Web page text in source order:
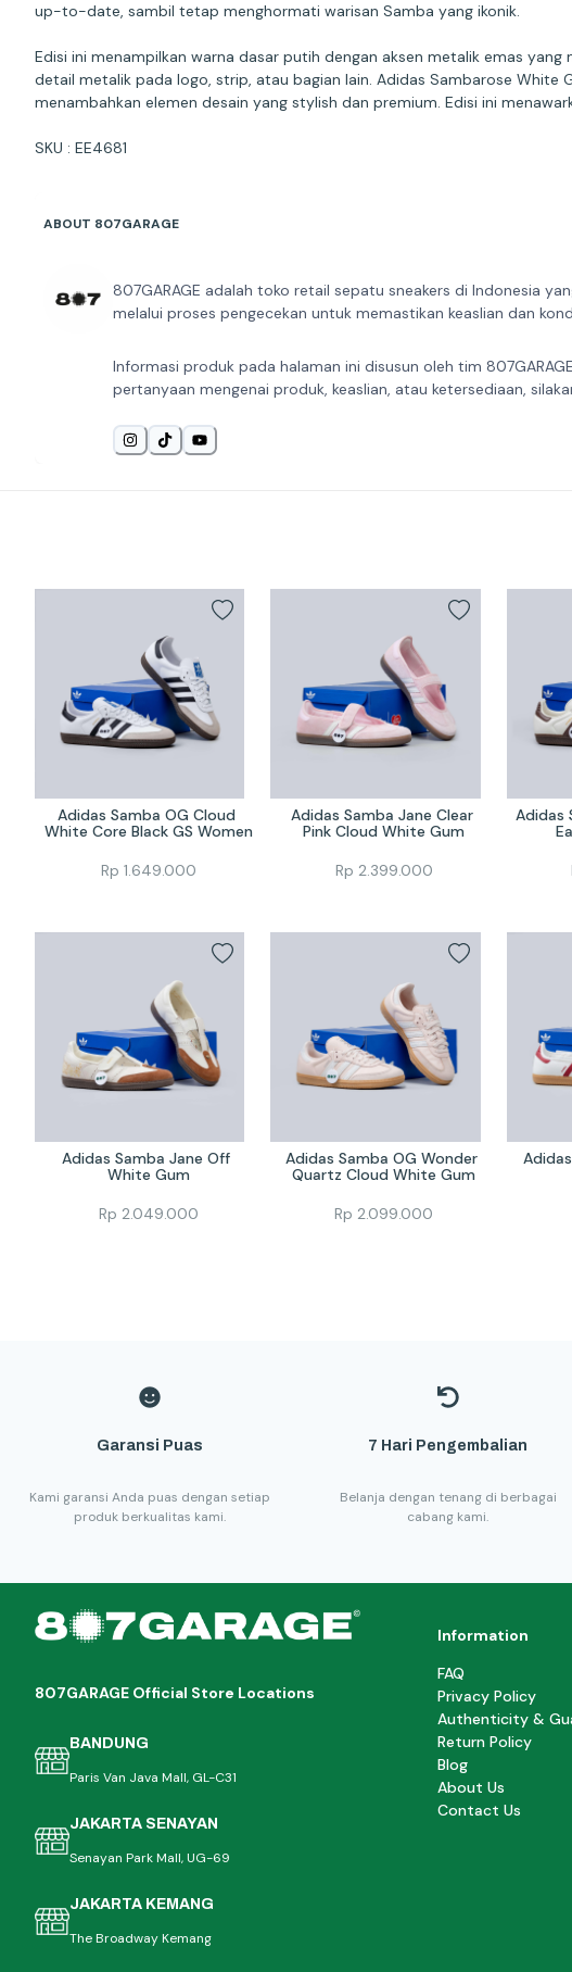
up-to-date, sambil tetap menghormati warisan Samba yang ikonik.
Edisi ini menampilkan warna dasar putih dengan aksen metalik emas
detail metalik pada logo, strip, atau bagian lain. Adidas Sambarose
menambahkan elemen desain yang stylish dan premium. Edisi ini
ABOUT 807GARAGE
807GARAGE adalah toko retail sepatu sneakers di Indonesia
melalui proses pengecekan untuk memastikan keaslian dan
Informasi produk pada halaman ini disusun oleh tim
pertanyaan mengenai produk, keaslian, atau ketersediaan,
Adidas Samba OG Cloud
White Core Black GS Women
Rp 1.649.000
Adidas Samba Jane Clear
Pink Cloud White Gum
Rp 2.399.000
Adidas
Adidas Samba Jane Off
White Gum
Rp 2.049.000
Adidas Samba OG Wonder
Quartz Cloud White Gum
Rp 2.099.000
Garansi Puas
Kami garansi Anda puas dengan setiap
produk berkualitas kami.
7 Hari Pengembalian
Belanja dengan tenang di berbagai
cabang kami.
807GARAGE Official Store Locations
BANDUNG
Paris Van Java Mall, GL-C31
JAKARTA SENAYAN
Senayan Park Mall, UG-69
JAKARTA KEMANG
The Broadway Kemang
Information
FAQ
Privacy Policy
Authenticity &
Return Policy
Blog
About Us
Contact Us